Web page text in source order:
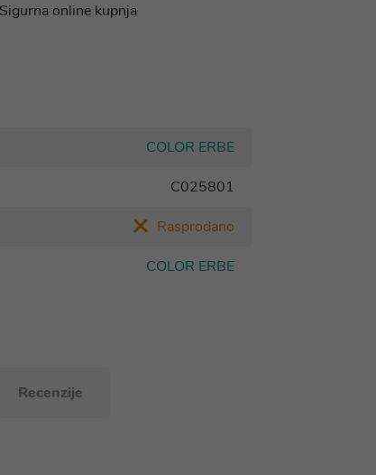
Sigurna online kupnja
COLOR ERBE
C025801
Rasprodano
COLOR ERBE
Recenzije